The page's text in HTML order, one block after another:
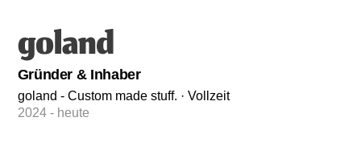
Gründer & Inhaber
goland - Custom made stuff. · Vollzeit
2024 - heute